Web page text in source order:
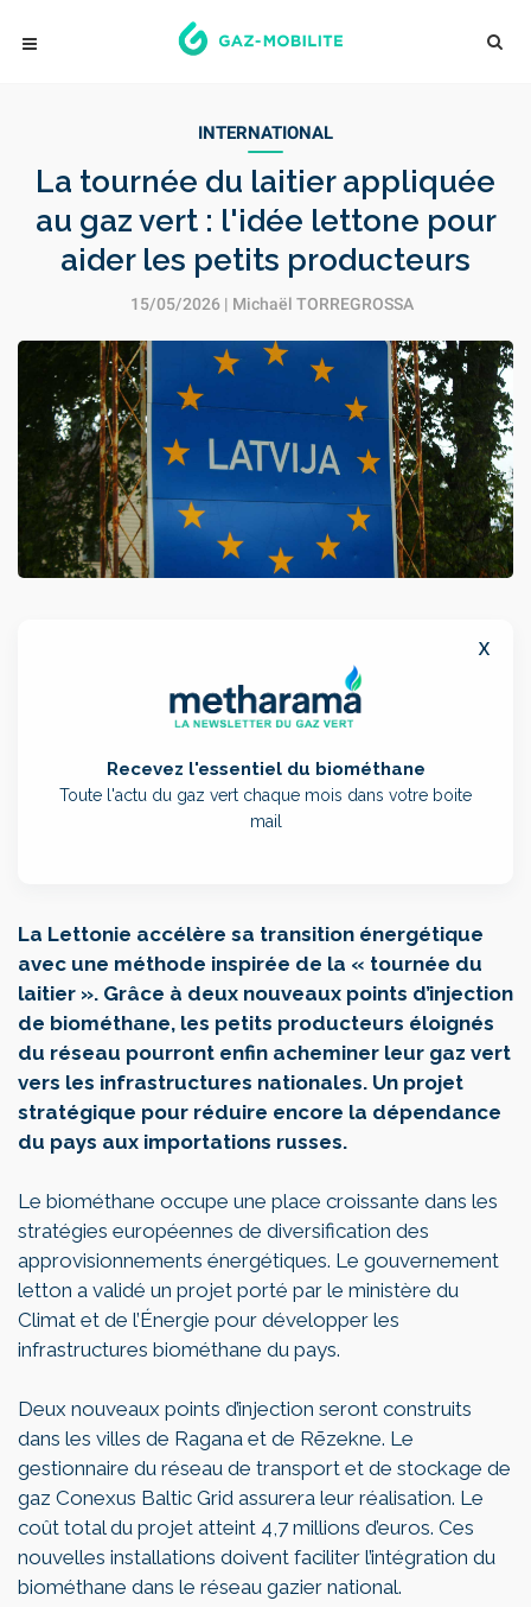
INTERNATIONAL
La tournée du laitier appliquée
au gaz vert : l'idée lettone pour
aider les petits producteurs
15/05/2026 | Michaël TORREGROSSA
x
Recevez l'essentiel du biométhane
Toute l'actu du gaz vert chaque mois dans votre boite
mail
La Lettonie accélère sa transition énergétique
avec une méthode inspirée de la « tournée du
laitier ». Grâce à deux nouveaux points d’injection
de biométhane, les petits producteurs éloignés
du réseau pourront enfin acheminer leur gaz vert
vers les infrastructures nationales. Un projet
stratégique pour réduire encore la dépendance
du pays aux importations russes.
Le biométhane occupe une place croissante dans les
stratégies européennes de diversification des
approvisionnements énergétiques. Le gouvernement
letton a validé un projet porté par le ministère du
Climat et de l’Énergie pour développer les
infrastructures biométhane du pays.
Deux nouveaux points d’injection seront construits
dans les villes de Ragana et de Rēzekne. Le
gestionnaire du réseau de transport et de stockage de
gaz Conexus Baltic Grid assurera leur réalisation. Le
coût total du projet atteint 4,7 millions d’euros. Ces
nouvelles installations doivent faciliter l’intégration du
biométhane dans le réseau gazier national.